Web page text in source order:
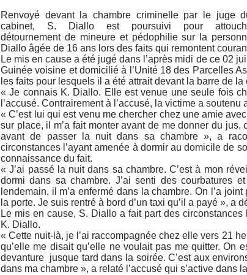
Renvoyé devant la chambre criminelle par le juge
cabinet, S. Diallo est poursuivi pour
détournement de mineure et pédophilie sur la
Diallo âgée de 16 ans lors des faits qui remontent
Le mis en cause a été jugé dans l’après midi de ce 02
Guinée voisine et domicilié à l’Unité 18 des Parcelles
les faits pour lesquels il a été attrait devant la barre de
« Je connais K. Diallo. Elle est venue une seule fois
l’accusé. Contrairement à l’accusé, la victime a
« C’est lui qui est venu me chercher chez une amie
sur place, il m’a fait monter avant de me donner du jus,
avant de passer la nuit dans sa chambre », a
circonstances l’ayant amenée à dormir au domicile de
connaissance du fait.
« J’ai passé la nuit dans sa chambre. C’est à mon
dormi dans sa chambre. J’ai senti des courbatures
lendemain, il m’a enfermé dans la chambre. On l’a
la porte. Je suis rentré à bord d’un taxi qu’il a payé », a
Le mis en cause, S. Diallo a fait part des
K. Diallo.
« Cette nuit-là, je l’ai raccompagnée chez elle vers 21
qu’elle me disait qu’elle ne voulait pas me quitter. On
devanture jusque tard dans la soirée. C’est aux
dans ma chambre », a relaté l’accusé qui s’active dans